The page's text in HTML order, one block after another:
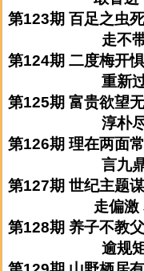
第123期 百足之虫
走不
第124期 二度梅开
重新
第125期 富贵欲望
淳朴
第126期 理在两面
言九
第127期 世纪主题
走偏激
第128期 养子不教
逾规